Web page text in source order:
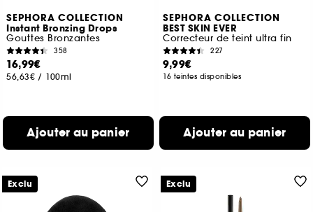
SEPHORA COLLECTION
Instant Bronzing Drops
Gouttes Bronzantes
358
16,99€
56,63€ / 100ml
Ajouter au panier
SEPHORA COLLECTION
BEST SKIN EVER
Correcteur de teint ultra fin
227
9,99€
16 teintes disponibles
Ajouter au panier
Exclu Exclu